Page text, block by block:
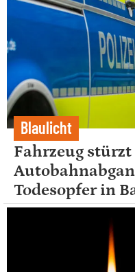
Blaulicht
Fahrzeug
Todesopfer in